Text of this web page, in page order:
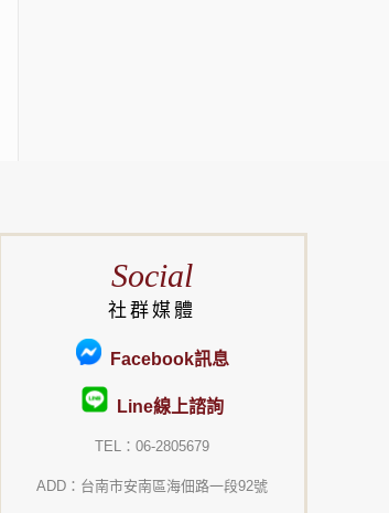
Social
社群媒體
Facebook訊息
Line線上諮詢
TEL：06-2805679
ADD：台南市安南區海佃路一段92號